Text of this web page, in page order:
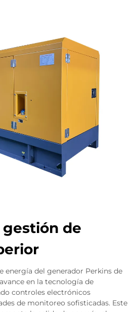
de
energía del generador Perkins de
en la tecnología de
controles electrónicos
de monitoreo sofisticadas. Este